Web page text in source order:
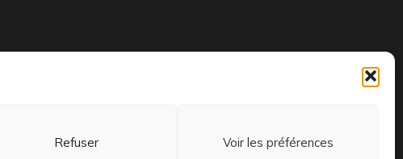
Refuser Voir les préférences
rares et exclusifs.